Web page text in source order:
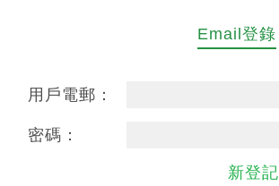
Email登錄
用戶電郵：
密碼：
新登記